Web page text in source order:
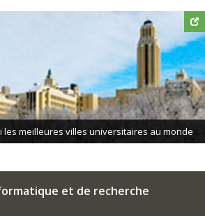
meilleures villes universitaires au monde
et de recherche